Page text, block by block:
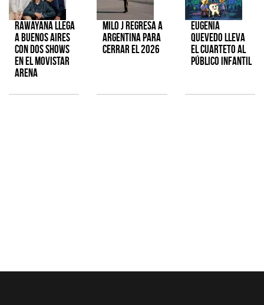
Rawayana llega
a Buenos Aires
con dos shows
en el Movistar
Arena
Milo J regresa a
Argentina para
cerrar el 2026
Eugenia
Quevedo lleva
el cuarteto al
público infantil